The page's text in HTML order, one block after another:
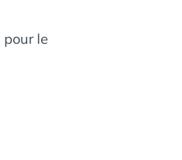
pour le